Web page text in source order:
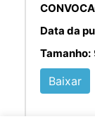
Data da
Tamanho:
Baixar